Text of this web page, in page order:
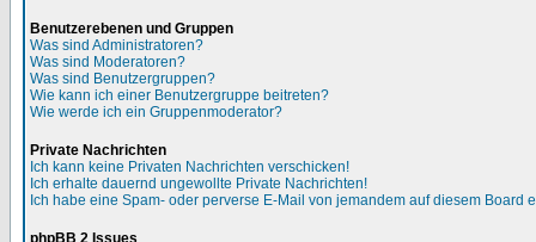
Benutzerebenen und Gruppen
Was sind Administratoren?
Was sind Moderatoren?
Was sind Benutzergruppen?
Wie kann ich einer Benutzergruppe beitreten?
Wie werde ich ein Gruppenmoderator?
Private Nachrichten
Ich kann keine Privaten Nachrichten verschicken!
Ich erhalte dauernd ungewollte Private Nachrichten!
Ich habe eine Spam- oder perverse E-Mail von jemandem auf diesem Board
phpBB 2 Issues